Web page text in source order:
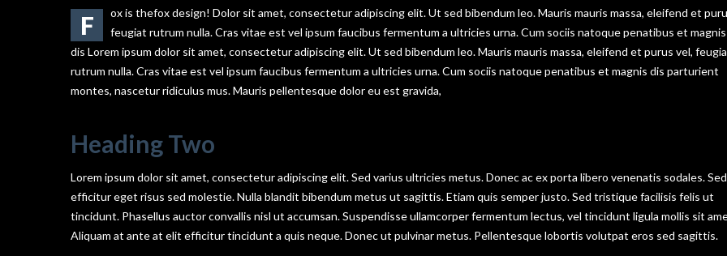
F
ox is thefox design! Dolor sit amet, consectetur adipiscing elit. Ut sed bibendum leo. Mauris mauris massa, eleifend et
feugiat rutrum nulla. Cras vitae est vel ipsum faucibus fermentum a ultricies urna. Cum sociis natoque penatibus et magnis
dis Lorem ipsum dolor sit amet, consectetur adipiscing elit. Ut sed bibendum leo. Mauris mauris massa, eleifend et purus vel,
rutrum nulla. Cras vitae est vel ipsum faucibus fermentum a ultricies urna. Cum sociis natoque penatibus et magnis dis parturient
montes, nascetur ridiculus mus. Mauris pellentesque dolor eu est gravida,
Heading Two
Lorem ipsum dolor sit amet, consectetur adipiscing elit. Sed varius ultricies metus. Donec ac ex porta libero venenatis sodales. Sed
efficitur eget risus sed molestie. Nulla blandit bibendum metus ut sagittis. Etiam quis semper justo. Sed tristique facilisis felis ut
tincidunt. Phasellus auctor convallis nisl ut accumsan. Suspendisse ullamcorper fermentum lectus, vel tincidunt ligula mollis sit
Aliquam at ante at elit efficitur tincidunt a quis neque. Donec ut pulvinar metus. Pellentesque lobortis volutpat eros sed sagittis.